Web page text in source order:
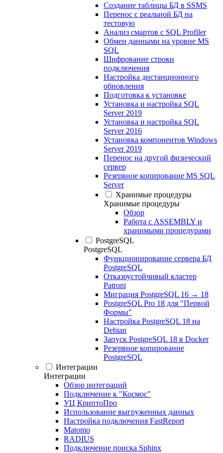
Создание таблицы БД в SSMS
Перенос с реальной БД на
тестовую
Анализ смартов с SQL Profiler
Обмен данными на уровне MS
SQL
Шифрование строки
подключения
Настройка дистанционного
обновления
Подготовка к установке
Установка и настройка SQL
Server 2019
Установка и настройка SQL
Server 2016
Установка компонентов Windows
Server 2019
Перенос на другой физический
сервер
Резервное копирование MS SQL
Server
Хранимые процедуры
Хранимые процедуры
Обзор
Работа с ASSEMBLY и
хранимыми процедурами
PostgreSQL
PostgreSQL
Функционирование сервера БД
PostgreSQL
Отказоустойчивый кластер
Patroni
Миграция PostgreSQL 16 → 18
PostgreSQL Pro 18 для "Первой
Формы"
Настройка PostgreSQL 18 на
Debian
Запуск PostgreSQL 18 в Docker
Резервное копирование
PostgreSQL
Интеграции
Интеграции
Обзор интеграций
Подключение к "Космос"
УЦ КриптоПро
Использование выгруженных данных
Настройка подключения FastReport
Matomo
RADIUS
Подключение поиска Sphinx